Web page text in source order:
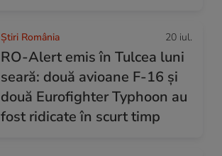
Știri România 20 iul.
RO-Alert emis în Tulcea luni
seară: două avioane F-16 și
două Eurofighter Typhoon au
fost ridicate în scurt timp